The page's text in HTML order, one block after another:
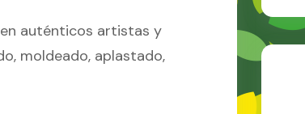
auténticos artistas y
moldeado, aplastado,